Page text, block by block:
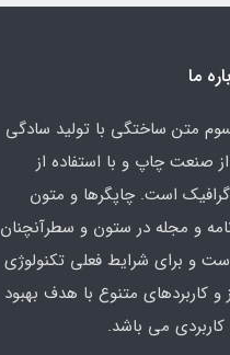
ما
متن ساختگی با تولید سادگی
از صنعت چاپ و با استفاده از
است. چاپگرها و متون
و مجله در ستون و سطرآنچنان
و برای شرایط فعلی تکنولوژی
و کاربردهای متنوع با هدف بهبود
کاربردی می باشد.